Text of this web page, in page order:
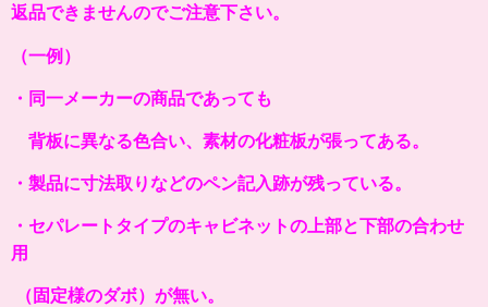
返品できませんのでご注意下さい。
（一例）
・同一メーカーの商品であっても
背板に異なる色合い、素材の化粧板が張ってある。
・製品に寸法取りなどのペン記入跡が残っている。
・セパレートタイプのキャビネットの上部と下部の合わせ
用
（固定様のダボ）が無い。